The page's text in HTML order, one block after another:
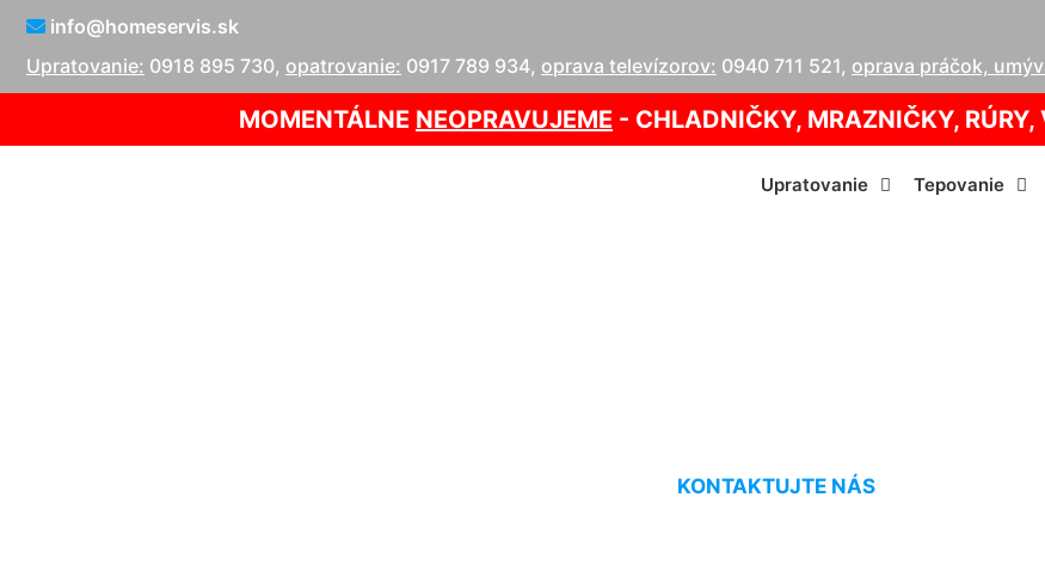
info@homeservis.sk
Upratovanie: 0918 895 730, opatrovanie: 0917 789 934, oprava televízorov: 0940 711 521, oprava práčok,
MOMENTÁLNE NEOPRAVUJEME - CHLADNIČKY, MRAZNIČKY,
Upratovanie Tepovanie
KONTAKTUJTE NÁS